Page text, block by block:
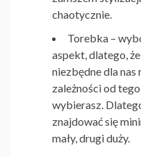
chaotycznie.
Torebka –
aspekt, dlatego,
niezbędne dla
zależności od
wybierasz.
znajdować się
mały, drugi duży.